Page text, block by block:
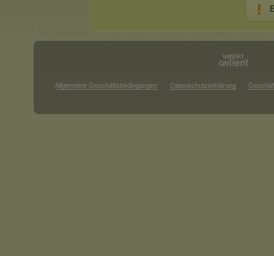
Allgemeine Geschäftsbedingungen Datenschutzerklärung